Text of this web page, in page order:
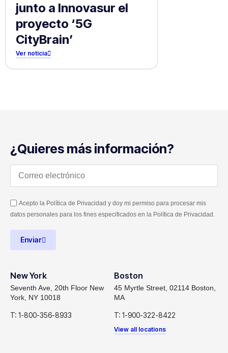
junto a Innovasur el
proyecto ‘5G
CityBrain’
Ver noticia
¿Quieres más información?
Acepto la Política de Privacidad y doy mi permiso para procesar mis
datos personales para los fines especificados en la Política de Privacidad.
Enviar
New York
Seventh Ave, 20th Floor New
York, NY 10018
T: 1-800-356-8933
Boston
45 Myrtle Street, 02114 Boston,
MA
T: 1-900-322-8422
View all locations